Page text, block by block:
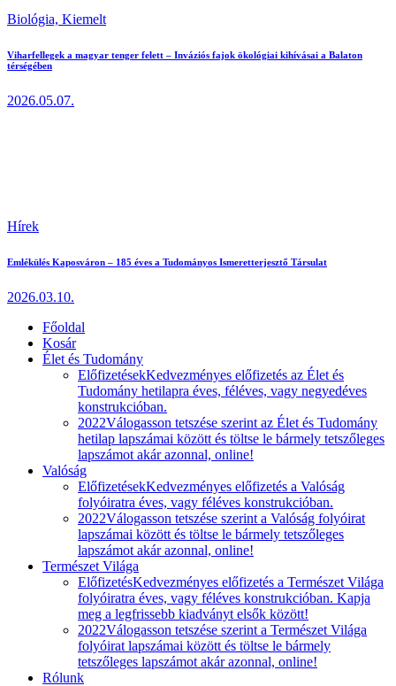
Biológia, Kiemelt
Viharfellegek a magyar tenger felett – Inváziós fajok ökológiai kihívásai a Balaton
térségében
2026.05.07.
Hírek
Emlékülés Kaposváron – 185 éves a Tudományos Ismeretterjesztő Társulat
2026.03.10.
Főoldal
Kosár
Élet és Tudomány
ElőfizetésekKedvezményes előfizetés az Élet és
Tudomány hetilapra éves, féléves, vagy negyedéves
konstrukcióban.
2022Válogasson tetszése szerint az Élet és Tudomány
hetilap lapszámai között és töltse le bármely tetszőleges
lapszámot akár azonnal, online!
Valóság
ElőfizetésekKedvezményes előfizetés a Valóság
folyóiratra éves, vagy féléves konstrukcióban.
2022Válogasson tetszése szerint a Valóság folyóirat
lapszámai között és töltse le bármely tetszőleges
lapszámot akár azonnal, online!
Természet Világa
ElőfizetésKedvezményes előfizetés a Természet Világa
folyóiratra éves, vagy féléves konstrukcióban. Kapja
meg a legfrissebb kiadványt elsők között!
2022Válogasson tetszése szerint a Természet Világa
folyóirat lapszámai között és töltse le bármely
tetszőleges lapszámot akár azonnal, online!
Rólunk